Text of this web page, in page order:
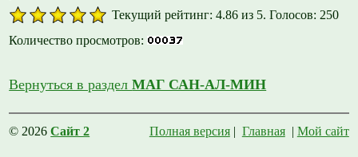
Текущий рейтинг: 4.86 из 5. Голосов: 250
Количество просмотров:
Вернуться в разделМАГ САН-АЛ-МИН
© 2026Сайт 2 Полная версия| Главная| Мой сайт